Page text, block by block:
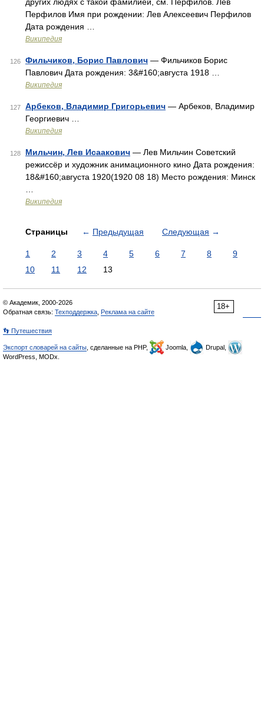
Перфилов Имя при рождении: Лев Алексеевич Перфилов
Дата рождения …
Википедия
126 Фильчиков, Борис Павлович — Фильчиков Борис
Павлович Дата рождения: 3&#160;августа 1918 …
Википедия
127 Арбеков, Владимир Григорьевич — Арбеков, Владимир
Георгиевич …
Википедия
128 Мильчин, Лев Исаакович — Лев Мильчин Советский
режиссёр и художник анимационного кино Дата рождения:
18&#160;августа 1920(1920 08 18) Место рождения: Минск
Википедия
Страницы ← Предыдущая Следующая →
1 2 3 4 5 6 7 8
9
10
11 12 13
18+
© Академик, 2000-2026
Обратная связь: Техподдержка Реклама на сайте
👣 Путешествия
Экспорт словарей на сайты , сделанные на PHP, Joomla,
Drupal,
WordPress, MODx.